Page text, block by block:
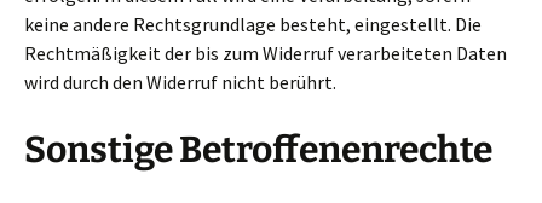
keine andere Rechtsgrundlage besteht, eingestellt. Die
Rechtmäßigkeit der bis zum Widerruf verarbeiteten Daten
wird durch den Widerruf nicht berührt.
Sonstige Betroffenenrechte